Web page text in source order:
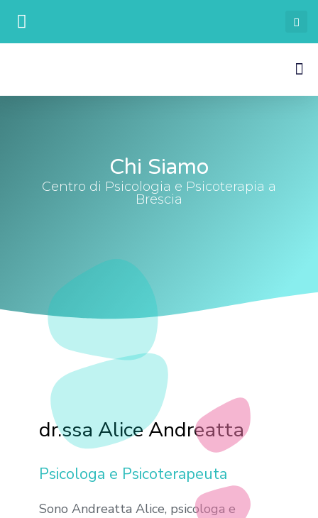
Chi siamo
Chi Siamo
Centro di Psicologia e Psicoterapia a
Brescia
dr.ssa Alice Andreatta
Psicologa e Psicoterapeuta
Sono Andreatta Alice, psicologa e